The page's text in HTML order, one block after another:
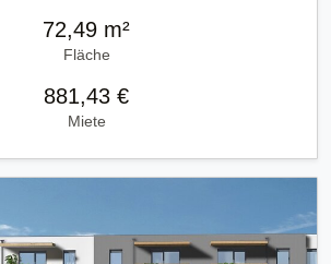
72,49 m²
Fläche
881,43 €
Miete